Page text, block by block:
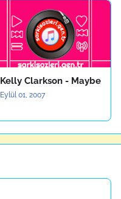
Kelly Clarkson - Maybe
Eylül 01, 2007